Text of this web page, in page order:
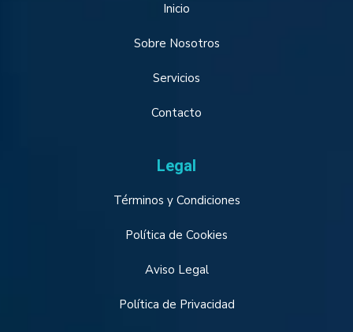
Inicio
Sobre Nosotros
Servicios
Contacto
Legal
Términos y Condiciones
Política de Cookies
Aviso Legal
Política de Privacidad